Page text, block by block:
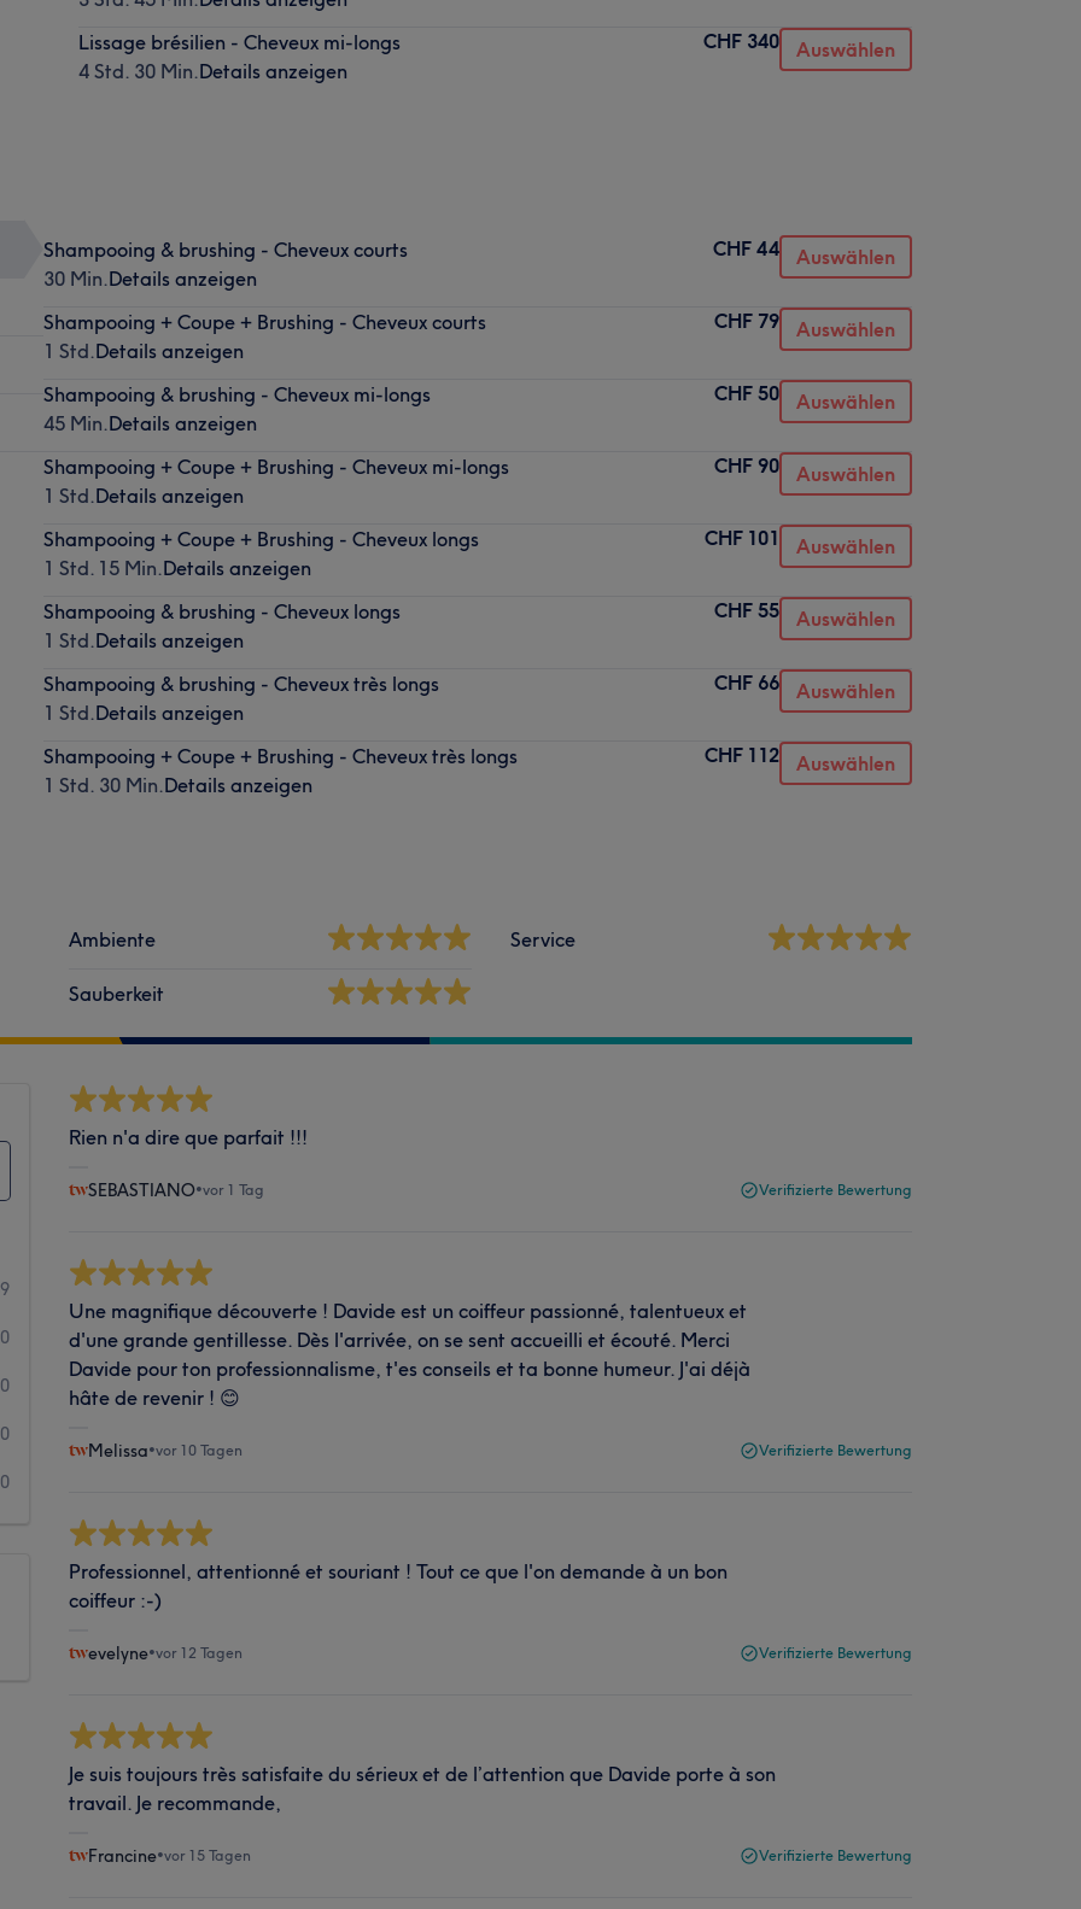
Lissage brésilien - Cheveux mi-longs
4 Std. 30 Min.Details anzeigen
CHF 340 Auswählen
Shampooing & brushing - Cheveux courts
30 Min.Details anzeigen
CHF 44 Auswählen
Shampooing + Coupe + Brushing - Cheveux courts
1 Std.Details anzeigen
CHF 79 Auswählen
Shampooing & brushing - Cheveux mi-longs
45 Min.Details anzeigen
CHF 50 Auswählen
Shampooing + Coupe + Brushing - Cheveux mi-longs
1 Std.Details anzeigen
CHF 90 Auswählen
Shampooing + Coupe + Brushing - Cheveux longs
1 Std. 15 Min.Details anzeigen
CHF 101 Auswählen
Shampooing & brushing - Cheveux longs
1 Std.Details anzeigen
CHF 55 Auswählen
Shampooing & brushing - Cheveux très longs
1 Std.Details anzeigen
CHF 66 Auswählen
Shampooing + Coupe + Brushing - Cheveux très longs
1 Std. 30 Min.Details anzeigen
CHF 112 Auswählen
Ambiente
Sauberkeit
Service
0
0
0
0
Rien n'a dire que parfait !!!
SEBASTIANO•vor 1 Tag Verifizierte Bewertung
Une magnifique découverte ! Davide est un coiffeur passionné, talentueux et
d'une grande gentillesse. Dès l'arrivée, on se sent accueilli et écouté. Merci
Davide pour ton professionnalisme, t'es conseils et ta bonne humeur. J'ai déjà
hâte de revenir ! 😊
Melissa•vor 10 Tagen Verifizierte Bewertung
Professionnel, attentionné et souriant ! Tout ce que l'on demande à un bon
coiffeur :-)
evelyne•vor 12 Tagen Verifizierte Bewertung
Je suis toujours très satisfaite du sérieux et de l’attention que Davide porte à son
travail. Je recommande,
Francine•vor 15 Tagen Verifizierte Bewertung